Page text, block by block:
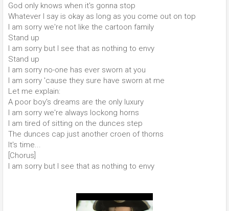
God only knows when it's gonna stop
Whatever I say is okay as long as you come out on top
I am sorry we're not like the cartoon family
Stand up
I am sorry but I see that as nothing to envy
Stand up
I am sorry no-one has ever sworn at you
I am sorry 'cause they sure have sworn at me
Let me explain:
A poor boy's dreams are the only luxury
I am sorry we're always lockong horns
I am tired of sitting on the dunces step
The dunces cap just another croen of thorns
It's time...
[Chorus]
I am sorry but I see that as nothing to envy